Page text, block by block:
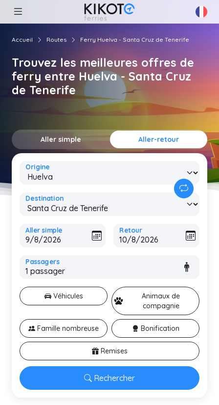
Accueil Routes Ferry Huelva - Santa Cruz de Tenerife
Trouvez les meilleures offres de
ferry entre Huelva - Santa Cruz
de Tenerife
Aller simple Aller-retour
Origine
Destination
Aller simple Retour
Passagers
Rechercher
Véhicules
Animaux de
compagnie
Famille nombreuse Bonification
Remises